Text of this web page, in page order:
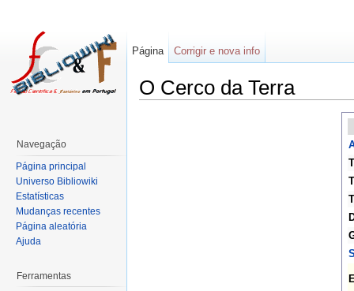
O Cerco da Terra
Página Corrigir e nova info
Navegação
Página principal
Universo Bibliowiki
Estatísticas
Mudanças recentes
Página aleatória
Ajuda
Ferramentas